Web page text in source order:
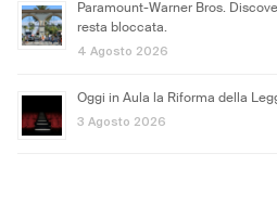
Paramount-Warner Bros.
resta bloccata.
4 Agosto 2026
Oggi in Aula la Riforma della
3 Agosto 2026